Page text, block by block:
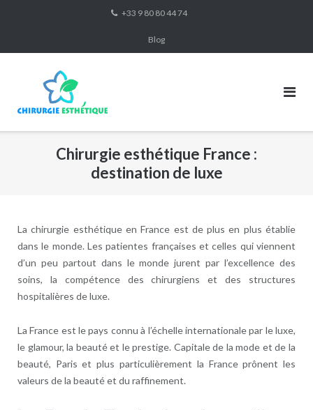
+33 9 80 80 44 74
Blog
Chirurgie esthétique France :
destination de luxe
La chirurgie esthétique en France est de plus en plus établie
dans le monde. Les patientes françaises et celles qui viennent
d’un peu partout dans le monde jurent par l’excellence des
soins, la compétence des chirurgiens et des structures
hospitalières de luxe.
La France est le pays connu à l’échelle internationale par le luxe,
le glamour, la beauté et le prestige. Capitale de la mode et de la
beauté, Paris et plus particulièrement la France prônent les
valeurs de la beauté et du raffinement.